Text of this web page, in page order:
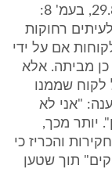
היתר הסביר בהודעתו, מש/1 מיום 29.8.92, בעמ' 8:
רחוקות
אם על ידי
כן מביתה. אלא
לקוח שממנו
"אני לא
יותר מכך,
והכריז כי
תוך שטען